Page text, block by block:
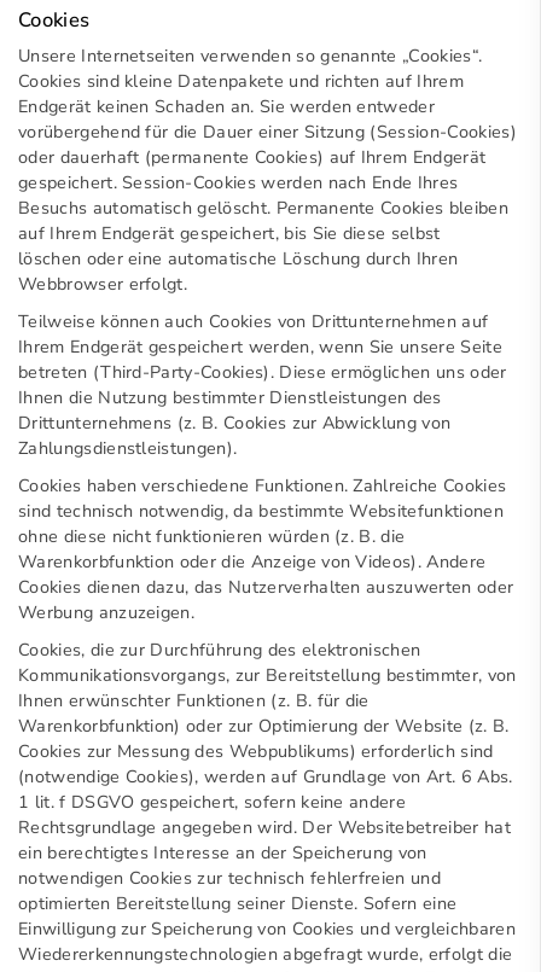
Cookies
Unsere Internetseiten verwenden so genannte „Cookies“.
Cookies sind kleine Datenpakete und richten auf Ihrem
Endgerät keinen Schaden an. Sie werden entweder
vorübergehend für die Dauer einer Sitzung (Session-Cookies)
oder dauerhaft (permanente Cookies) auf Ihrem Endgerät
gespeichert. Session-Cookies werden nach Ende Ihres
Besuchs automatisch gelöscht. Permanente Cookies bleiben
auf Ihrem Endgerät gespeichert, bis Sie diese selbst
löschen oder eine automatische Löschung durch Ihren
Webbrowser erfolgt.
Teilweise können auch Cookies von Drittunternehmen auf
Ihrem Endgerät gespeichert werden, wenn Sie unsere Seite
betreten (Third-Party-Cookies). Diese ermöglichen uns oder
Ihnen die Nutzung bestimmter Dienstleistungen des
Drittunternehmens (z. B. Cookies zur Abwicklung von
Zahlungsdienstleistungen).
Cookies haben verschiedene Funktionen. Zahlreiche Cookies
sind technisch notwendig, da bestimmte Websitefunktionen
ohne diese nicht funktionieren würden (z. B. die
Warenkorbfunktion oder die Anzeige von Videos). Andere
Cookies dienen dazu, das Nutzerverhalten auszuwerten oder
Werbung anzuzeigen.
Cookies, die zur Durchführung des elektronischen
Kommunikationsvorgangs, zur Bereitstellung bestimmter, von
Ihnen erwünschter Funktionen (z. B. für die
Warenkorbfunktion) oder zur Optimierung der Website (z. B.
Cookies zur Messung des Webpublikums) erforderlich sind
(notwendige Cookies), werden auf Grundlage von Art. 6 Abs.
1 lit. f DSGVO gespeichert, sofern keine andere
Rechtsgrundlage angegeben wird. Der Websitebetreiber hat
ein berechtigtes Interesse an der Speicherung von
notwendigen Cookies zur technisch fehlerfreien und
optimierten Bereitstellung seiner Dienste. Sofern eine
Einwilligung zur Speicherung von Cookies und vergleichbaren
Wiedererkennungstechnologien abgefragt wurde, erfolgt die